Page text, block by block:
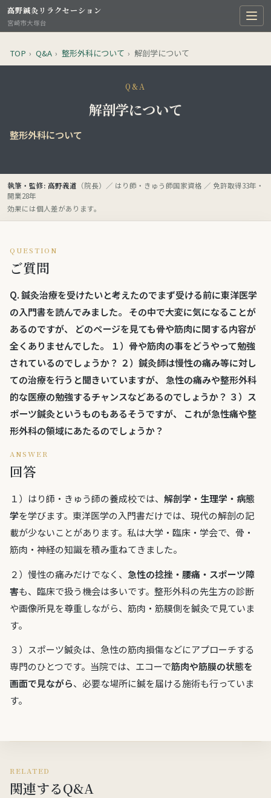
高野鍼灸リラクセーション
宮崎市大塚台
TOP › Q&A › 整形外科について › 解剖学について
Q&A
解剖学について
整形外科について
執筆・監修: 高野義道 （院長）／ はり師・きゅう師国家資格 ／ 免許取得33年・
開業28年
効果には個人差があります。
QUESTION
ご質問
Q.鍼灸治療を受けたいと考えたのでまず受ける前に東洋医学
の入門書を読んでみました。 その中で大変に気になることが
あるのですが、 どのページを見ても骨や筋肉に関する内容が
全くありませんでした。 １）骨や筋肉の事をどうやって勉強
されているのでしょうか？ ２）鍼灸師は慢性の痛み等に対し
ての治療を行うと聞きいていますが、 急性の痛みや整形外科
的な医療の勉強するチャンスなどあるのでしょうか？ ３）ス
ポーツ鍼灸というものもあるそうですが、 これが急性痛や整
形外科の領域にあたるのでしょうか？
ANSWER
回答
１）はり師・きゅう師の養成校では、 解剖学・生理学・病態
学を学びます。東洋医学の入門書だけでは、現代の解剖の記
載が少ないことがあります。私は大学・臨床・学会で、骨・
筋肉・神経の知識を積み重ねてきました。
２）慢性の痛みだけでなく、 急性の捻挫・腰痛・スポーツ障
害も、臨床で扱う機会は多いです。整形外科の先生方の診断
や画像所見を尊重しながら、筋肉・筋膜側を鍼灸で見ていま
す。
３）スポーツ鍼灸は、急性の筋肉損傷などにアプローチする
専門のひとつです。当院では、エコーで筋肉や筋膜の状態を
画面で見ながら、必要な場所に鍼を届ける施術も行っていま
す。
RELATED
関連するQ&A